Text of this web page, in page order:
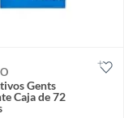
Gents
Caja de 72